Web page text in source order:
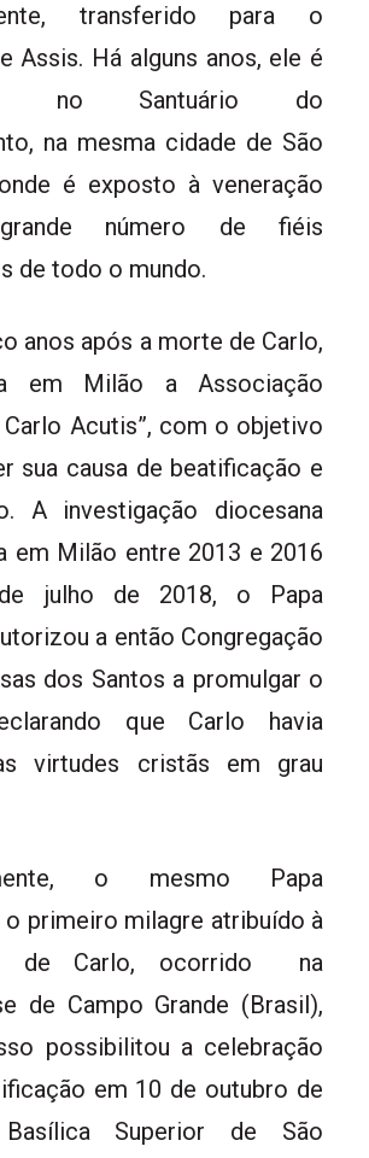
transferido para o
Assis. Há alguns anos, ele é
no Santuário do
na mesma cidade de São
é exposto à veneração
número de fiéis
de todo o mundo.
anos após a morte de Carlo,
em Milão a Associação
Carlo Acutis”, com o objetivo
sua causa de beatificação e
A investigação diocesana
em Milão entre 2013 e 2016
julho de 2018, o Papa
a então Congregação
dos Santos a promulgar o
que Carlo havia
virtudes cristãs em grau
o mesmo Papa
o primeiro milagre atribuído à
de Carlo, ocorrido na
de Campo Grande (Brasil),
possibilitou a celebração
em 10 de outubro de
Superior de São